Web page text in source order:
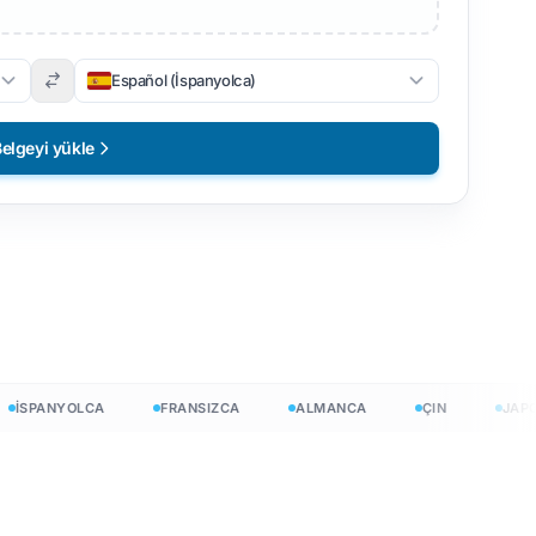
Español (İspanyolca)
yükle
FRANSIZCA ALMANCA ÇIN